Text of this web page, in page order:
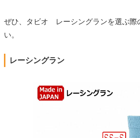
ぜひ、タビオ レーシングランを選ぶ際
い。
レーシングラン